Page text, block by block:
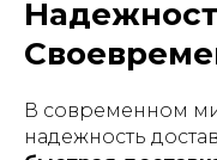
В современном
надежность